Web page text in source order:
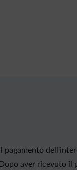
pagamento
aver ricevuto